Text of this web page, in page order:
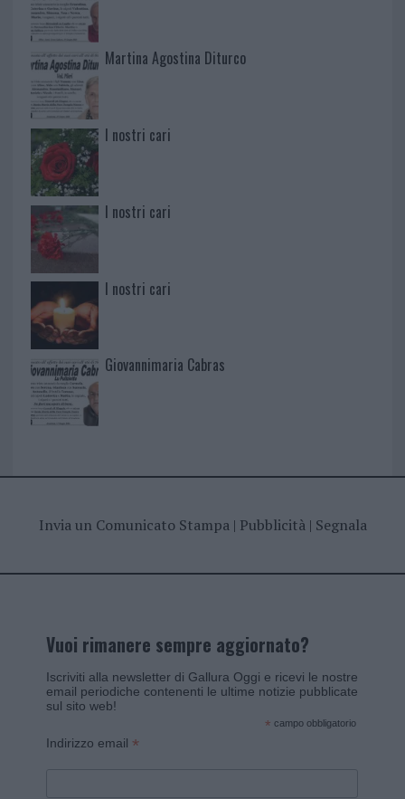
Martina Agostina Diturco
I nostri cari
I nostri cari
I nostri cari
Giovannimaria Cabras
Invia un Comunicato Stampa| Pubblicità| Segnala
Vuoi rimanere sempre aggiornato?
Iscriviti alla newsletter di Gallura Oggi e ricevi le nostre
email periodiche contenenti le ultime notizie pubblicate
sul sito web!
* campo obbligatorio
Indirizzo email *